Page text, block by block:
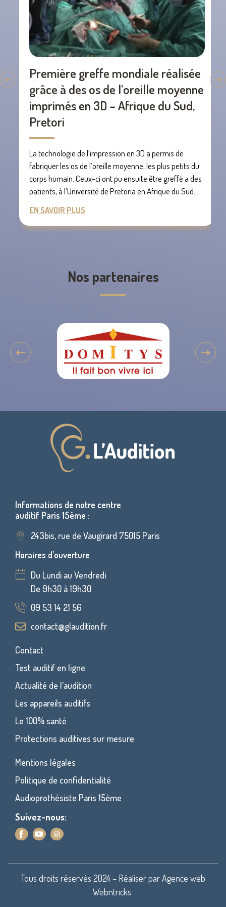
Première greffe mondiale réalisée
grâce à des os de l’oreille moyenne
imprimés en 3D – Afrique du Sud,
Pretori
La technologie de l’impression en 3D a permis de
fabriquer les os de l’oreille moyenne, les plus petits du
corps humain. Ceux-ci ont pu ensuite être greffé a des
patients, à l’Université de Pretoria en Afrique du Sud....
EN SAVOIR PLUS
Nos partenaires
Informations de notre centre
auditif Paris 15ème :
243bis, rue de Vaugirard 75015 Paris
Horaires d’ouverture
Du Lundi au Vendredi
De 9h30 à 19h30
09 53 14 21 56
contact@glaudition.fr
Contact
Test auditif en ligne
Actualité de l’audition
Les appareils auditifs
Le 100% santé
Protections auditives sur mesure
Mentions légales
Politique de confidentialité
Audioprothésiste Paris 15ème
Suivez-nous:
Tous droits réservés 2024 – Réaliser parAgence web
Webntricks